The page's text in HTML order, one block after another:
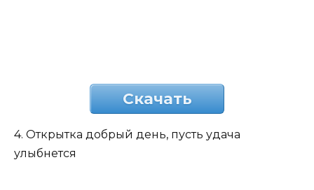
Скачать
4. Открытка добрый день, пусть удача
улыбнется